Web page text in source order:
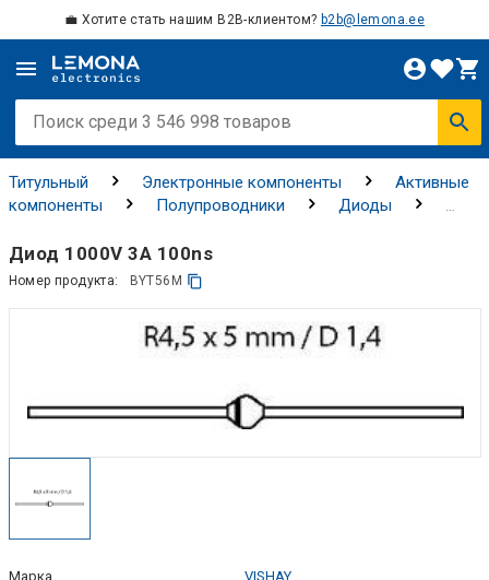
💼 Хотите стать нашим B2B-клиентом? b2b@lemona.ee
Титульный Электронные компоненты
Активные
компоненты
Полупроводники
Диоды
Диод 1000V 3A 100ns
Номер продукта: BYT56M
Марка
VISHAY